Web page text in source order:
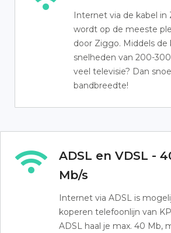
Internet via de kabel in
wordt op de meeste
door Ziggo. Middels de
snelheden van 200-
veel televisie? Dan
bandbreedte!
ADSL en VDSL -
Mb/s
Internet via ADSL is
koperen telefoonlijn van
ADSL haal je max. 40 Mb,